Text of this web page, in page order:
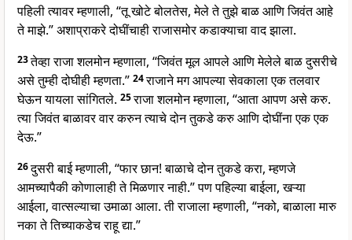
पहिली त्यावर म्हणाली, “तू खोटे बोलतेस, मेले ते तुझे बाळ आणि जिवंत आहे
ते माझे.” अशाप्राकरे दोघींचाही राजासमोर कडाक्याचा वाद झाला.
23तेव्हा राजा शलमोन म्हणाला, “जिवंत मूल आपले आणि मेलेले बाळ दुसरीचे
असे तुम्ही दोघीही म्हणता.” 24राजाने मग आपल्या सेवकाला एक तलवार
घेऊन यायला सांगितले. 25राजा शलमोन म्हणाला, “आता आपण असे करु.
त्या जिवंत बाळावर वार करुन त्याचे दोन तुकडे करु आणि दोघींना एक एक
देऊ.”
26दुसरी बाई म्हणाली, “फार छान! बाळाचे दोन तुकडे करा, म्हणजे
आमच्यापैकी कोणालाही ते मिळणार नाही.” पण पहिल्या बाईला, खऱ्या
आईला, वात्सल्याचा उमाळा आला. ती राजाला म्हणाली, “नको, बाळाला मारु
नका ते तिच्याकडेच राहू द्या.”